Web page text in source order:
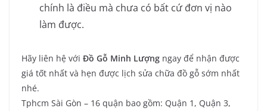
chính là điều mà chưa có bất cứ đơn vị nào
làm được.
Hãy liên hệ với Đồ Gỗ Minh Lượng ngay để nhận được
giá tốt nhất và hẹn được lịch sửa chữa đồ gỗ sớm nhất
nhé.
Tphcm Sài Gòn – 16 quận bao gồm: Quận 1, Quận 3,